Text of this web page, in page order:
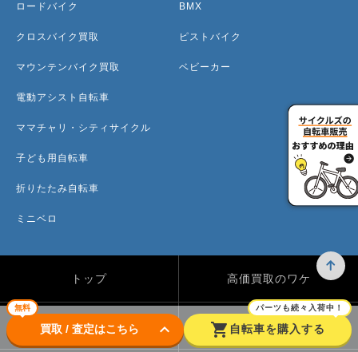
無料
買取 / 査定はこちら keyboard_arrow_down shopping_cart
パーツも続々入荷中！
自転車を購入する
ロードバイク
クロスバイク買取
マウンテンバイク買取
電動アシスト自転車
ママチャリ・シティサイクル
子ども用自転車
折りたたみ自転車
ミニベロ
BMX
ピストバイク
ベビーカー
トップ 高価買取のワケ
買取方法 買取カテゴリー